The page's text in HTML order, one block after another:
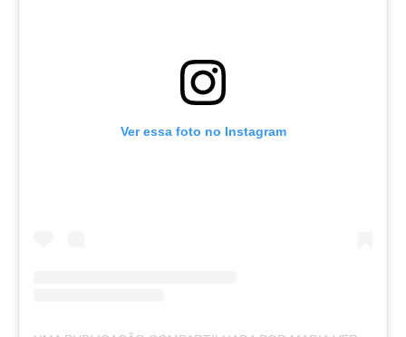
Ver essa foto no Instagram